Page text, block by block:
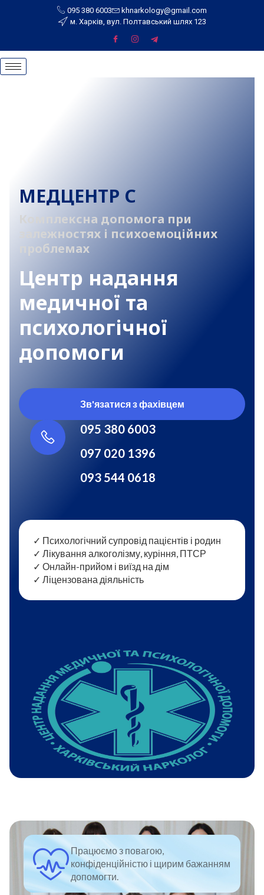
095 380 6003
khnarkology@gmail.com
м. Харків, вул. Полтавський шлях 123
МЕДЦЕНТР С
Комплексна допомога при
залежностях і психоемоційних
проблемах
Центр надання
медичної та
психологічної
допомоги
Зв'язатися з фахівцем
095 380 6003
097 020 1396
093 544 0618
✓ Психологічний супровід пацієнтів і родин
✓ Лікування алкоголізму, куріння, ПТСР
✓ Онлайн-прийом і виїзд на дім
✓ Ліцензована діяльність
Працюємо з повагою,
конфіденційністю і щирим бажанням
допомогти.